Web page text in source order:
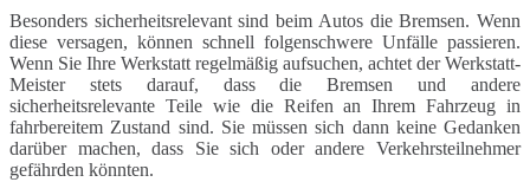
Besonders sicherheitsrelevant sind beim Autos die Bremsen. Wenn
diese versagen, können schnell folgenschwere Unfälle passieren.
Wenn Sie Ihre Werkstatt regelmäßig aufsuchen, achtet der Werkstatt-
Meister stets darauf, dass die Bremsen und andere
sicherheitsrelevante Teile wie die Reifen an Ihrem Fahrzeug in
fahrbereitem Zustand sind. Sie müssen sich dann keine Gedanken
darüber machen, dass Sie sich oder andere Verkehrsteilnehmer
gefährden könnten.